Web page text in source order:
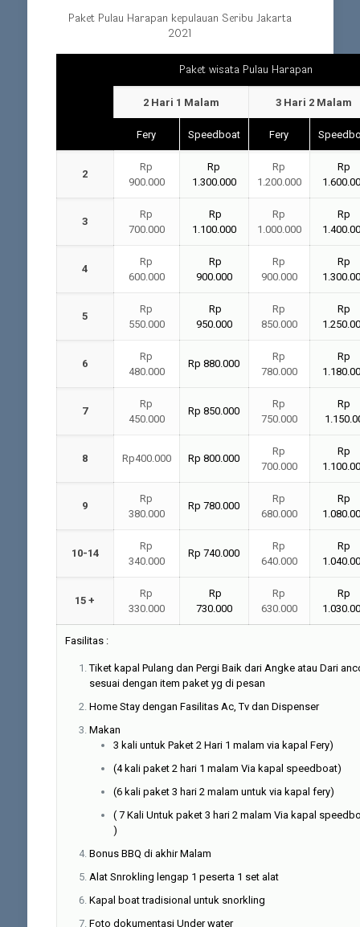
Paket Pulau Harapan kepulauan Seribu Jakarta
2021
Paket wisata Pulau Harapan
2 Hari 1 Malam 3 Hari 2 Malam
Fery Speedboat Fery
2
Rp
900.000
Rp
1.300.000
Rp
1.200.000
Rp
3
Rp
700.000
Rp
1.100.000
Rp
1.000.000
Rp
4
Rp
600.000
Rp
900.000
Rp
900.000
Rp
5
Rp
550.000
Rp
950.000
Rp
850.000
Rp
6
Rp
480.000
Rp 880.000
Rp
780.000
Rp
7
Rp
450.000
Rp 850.000
Rp
750.000
Rp
8 Rp400.000 Rp 800.000
Rp
700.000
Rp
9
Rp
380.000
Rp 780.000
Rp
680.000
Rp
10-14
Rp
340.000
Rp 740.000
Rp
640.000
Rp
15 +
Rp
330.000
Rp
730.000
Rp
630.000
Rp
Fasilitas :
Tiket kapal Pulang dan Pergi Baik dari Angke atau Dari
sesuai dengan item paket yg di pesan
Home Stay dengan Fasilitas Ac, Tv dan Dispenser
Makan
3 kali untuk Paket 2 Hari 1 malam via kapal Fery)
(4 kali paket 2 hari 1 malam Via kapal speedboat)
(6 kali paket 3 hari 2 malam untuk via kapal fery)
( 7 Kali Untuk paket 3 hari 2 malam Via kapal
)
Bonus BBQ di akhir Malam
Alat Snrokling lengap 1 peserta 1 set alat
Kapal boat tradisional untuk snorkling
Foto dokumentasi Under water